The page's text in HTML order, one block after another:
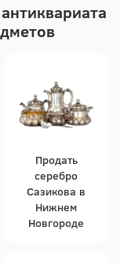
Продать
серебро
Сазикова в
Нижнем
Новгороде